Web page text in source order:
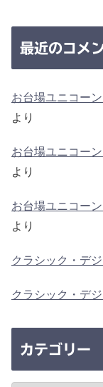
最近のコメ
お台場ユニコー
より
お台場ユニコー
より
お台場ユニコー
より
クラシック・デ
クラシック・デ
カテゴリー